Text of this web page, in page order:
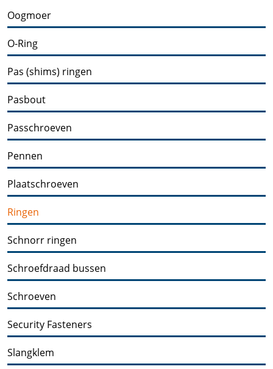
Oogmoer
O-Ring
Pas (shims) ringen
Pasbout
Passchroeven
Pennen
Plaatschroeven
Ringen
Schnorr ringen
Schroefdraad bussen
Schroeven
Security Fasteners
Slangklem